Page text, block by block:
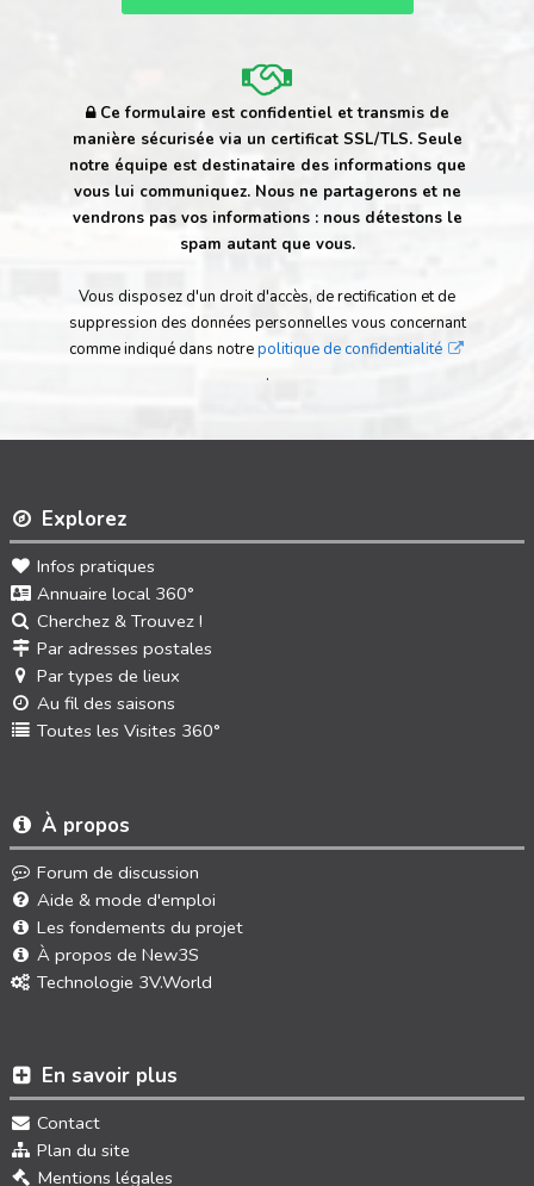
Ce formulaire est confidentiel et transmis de
manière sécurisée via un certificat SSL/TLS. Seule
notre équipe est destinataire des informations que
vous lui communiquez. Nous ne partagerons et ne
vendrons pas vos informations : nous détestons le
spam autant que vous.
Vous disposez d'un droit d'accès, de rectification et de
suppression des données personnelles vous concernant
comme indiqué dans notrepolitique de confidentialité
.
En savoir plus
Contact
Plan du site
Mentions légales
Explorez
Infos pratiques
Annuaire local 360°
Cherchez & Trouvez !
Par adresses postales
Par types de lieux
Au fil des saisons
Toutes les Visites 360°
À propos
Forum de discussion
Aide & mode d'emploi
Les fondements du projet
À propos de New3S
Technologie 3V.World